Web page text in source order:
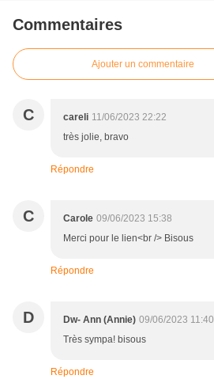
Commentaires
Ajouter un commentaire
C careli 11/06/2023 22:22
très jolie, bravo
Répondre
C Carole 09/06/2023 15:38
Merci pour le lien<br /> Bisous
Répondre
D Dw- Ann (Annie) 09/06/2023 11:40
Très sympa! bisous
Répondre